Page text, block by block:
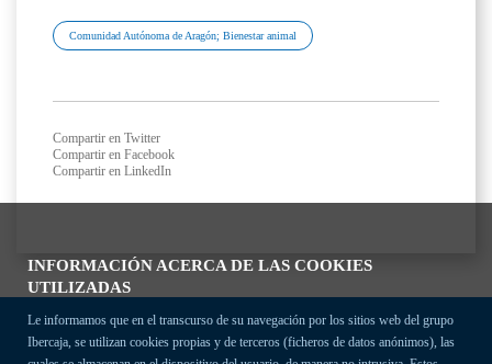
INFORMACIÓN ACERCA DE LAS COOKIES
UTILIZADAS
Le informamos que en el transcurso de su navegación por los sitios web del grupo
Ibercaja, se utilizan cookies propias y de terceros (ficheros de datos anónimos), las
Comunidad Autónoma de Aragón; Bienestar animal
Compartir en Twitter
Compartir en Facebook
Compartir en LinkedIn